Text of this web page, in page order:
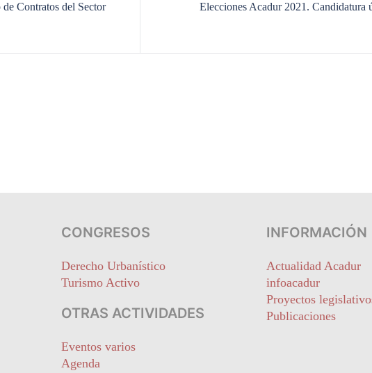
Contratos del Sector
Elecciones Acadur 2021. Candidatura
CONGRESOS
Derecho Urbanístico
Turismo Activo
OTRAS ACTIVIDADES
Eventos varios
Agenda
INFORMACIÓN
Actualidad Acadur
infoacadur
Proyectos
Publicaciones